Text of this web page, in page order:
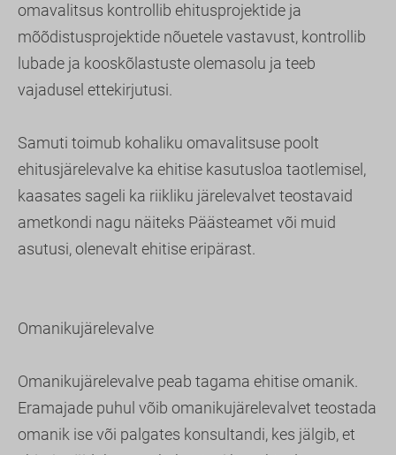
omavalitsus kontrollib ehitusprojektide ja
mõõdistusprojektide nõuetele vastavust, kontrollib
lubade ja kooskõlastuste olemasolu ja teeb
vajadusel ettekirjutusi.
Samuti toimub kohaliku omavalitsuse poolt
ehitusjärelevalve ka ehitise kasutusloa taotlemisel,
kaasates sageli ka riikliku järelevalvet teostavaid
ametkondi nagu näiteks Päästeamet või muid
asutusi, olenevalt ehitise eripärast.
Omanikujärelevalve
Omanikujärelevalve peab tagama ehitise omanik.
Eramajade puhul võib omanikujärelevalvet teostada
omanik ise või palgates konsultandi, kes jälgib, et